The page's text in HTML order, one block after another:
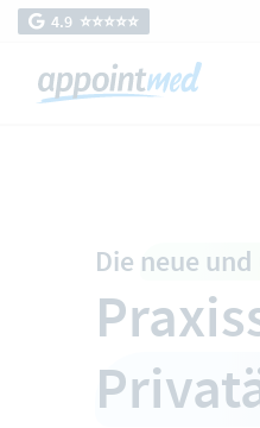
4.9 ⭐️⭐️⭐️⭐️⭐️
Die neue